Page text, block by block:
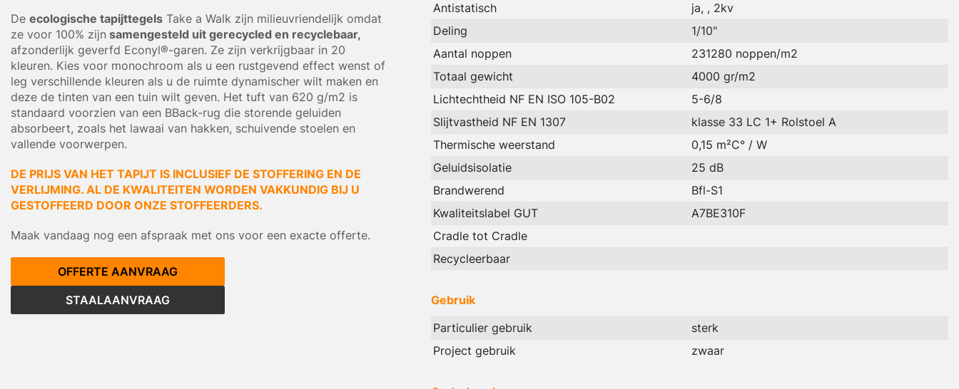
De ecologische tapijttegels Take a Walk zijn milieuvriendelijk omdat
ze voor 100% zijn samengesteld uit gerecycled en recyclebaar,
afzonderlijk geverfd Econyl®-garen. Ze zijn verkrijgbaar in 20
kleuren. Kies voor monochroom als u een rustgevend effect wenst of
leg verschillende kleuren als u de ruimte dynamischer wilt maken en
deze de tinten van een tuin wilt geven. Het tuft van 620 g/m2 is
standaard voorzien van een BBack-rug die storende geluiden
absorbeert, zoals het lawaai van hakken, schuivende stoelen en
vallende voorwerpen.
DE PRIJS VAN HET TAPIJT IS INCLUSIEF DE STOFFERING EN DE
VERLIJMING. AL DE KWALITEITEN WORDEN VAKKUNDIG BIJ U
GESTOFFEERD DOOR ONZE STOFFEERDERS.
Maak vandaag nog een afspraak met ons voor een exacte offerte.
OFFERTE AANVRAAG
STAALAANVRAAG
Antistatisch
ja, , 2kv
Deling
1/10"
Aantal noppen
231280 noppen/m2
Totaal gewicht
4000 gr/m2
Lichtechtheid NF EN ISO 105-B02
5-6/8
Slijtvastheid NF EN 1307
klasse 33 LC 1+ Rolstoel A
Thermische weerstand
0,15 m²C° / W
Geluidsisolatie
25 dB
Brandwerend
Bfl-S1
Kwaliteitslabel GUT
A7BE310F
Cradle tot Cradle
Recycleerbaar
Gebruik
Particulier gebruik
sterk
Project gebruik
zwaar